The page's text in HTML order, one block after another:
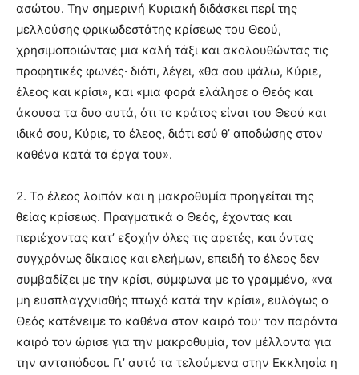
ασώτου. Την σημερινή Κυριακή διδάσκει περί της
μελλούσης φρικωδεστάτης κρίσεως του Θεού,
χρησιμοποιώντας μια καλή τάξι και ακολουθώντας τις
προφητικές φωνές· διότι, λέγει, «θα σου ψάλω, Κύριε,
έλεος και κρίσι», και «μια φορά ελάλησε ο Θεός και
άκουσα τα δυο αυτά, ότι το κράτος είναι του Θεού και
ιδικό σου, Κύριε, το έλεος, διότι εσύ θ’ αποδώσης στον
καθένα κατά τα έργα του».
2. Το έλεος λοιπόν και η μακροθυμία προηγείται της
θείας κρίσεως. Πραγματικά ο Θεός, έχοντας και
περιέχοντας κατ’ εξοχήν όλες τις αρετές, και όντας
συγχρόνως δίκαιος και ελεήμων, επειδή το έλεος δεν
συμβαδίζει με την κρίσι, σύμφωνα με το γραμμένο, «να
μη ευσπλαγχνισθής πτωχό κατά την κρίσι», ευλόγως ο
Θεός κατένειμε το καθένα στον καιρό του· τον παρόντα
καιρό τον ώρισε για την μακροθυμία, τον μέλλοντα για
την ανταπόδοσι. Γι’ αυτό τα τελούμενα στην Εκκλησία η